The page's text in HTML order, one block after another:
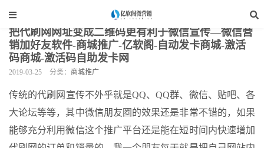
当前位置： 网站装修 > 商城推广
把代刷网网址变成二维码更有利于微信宣传—微信营
销加好友软件-商城推广-亿软阁-自动发卡商城-激活
码商城-激活码自助发卡网
2019-03-25 分类： 商城推广
传统的代刷网宣传不外乎就是QQ、QQ群、微信、贴吧、各
大论坛等等，其中微信朋友圈的效果还是非常不错的，如果
能够充分利用微信这个推广平台还是能在短时间内快速增加